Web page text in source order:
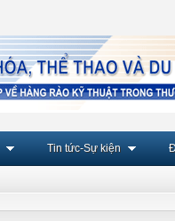
Tin tức-Sự kiện